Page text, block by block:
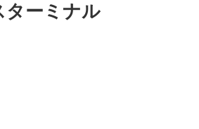
ターミナル